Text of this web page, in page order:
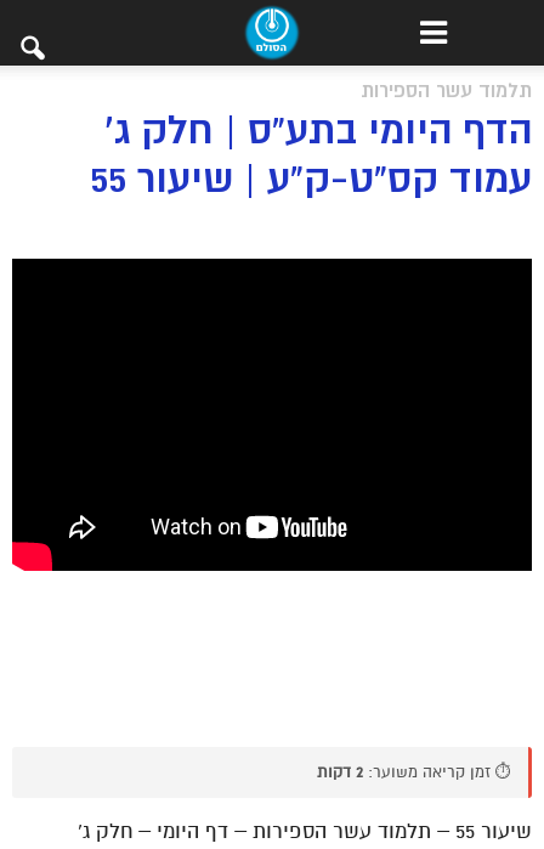
תלמוד עשר הספירות
הדף היומי בתע”ס | חלק ג’
עמוד קס”ט-ק”ע | שיעור 55
⏱️ זמן קריאה משוער: 2 דקות
שיעור 55 – תלמוד עשר הספירות – דף היומי – חלק ג’